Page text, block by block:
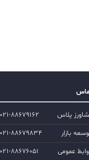
پلاس
۰۲۱-۸۸۶۷۹۱۶۲
بازار
۰۲۱-۸۸۶۷۹۸۳۴
عمومی
۰۲۱-۸۸۶۷۶۰۵۱